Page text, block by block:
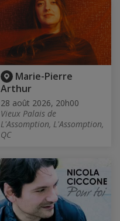
Marie-Pierre
Arthur
28 août 2026, 20h00
Vieux Palais de
L'Assomption, L'Assomption,
QC